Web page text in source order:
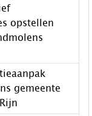
opstellen
gemeente